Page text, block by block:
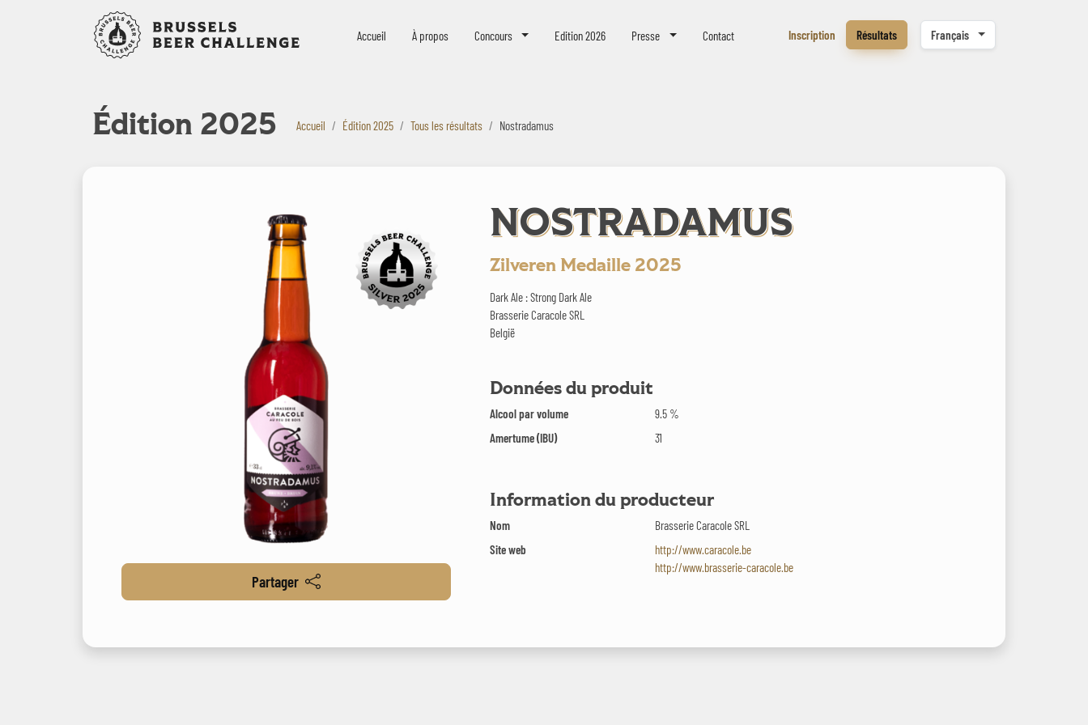
Accueil À propos Concours Edition 2026 Presse Contact Inscription Résultats Français
Édition 2025 Accueil Édition 2025 Tous les résultats Nostradamus
Partager
NOSTRADAMUS
Zilveren Medaille 2025
Dark Ale : Strong Dark Ale
Brasserie Caracole SRL
België
Données du produit
Alcool par volume
9.5 %
Amertume (IBU)
31
Information du producteur
Nom
Brasserie Caracole SRL
Site web
http://www.caracole.be
http://www.brasserie-caracole.be